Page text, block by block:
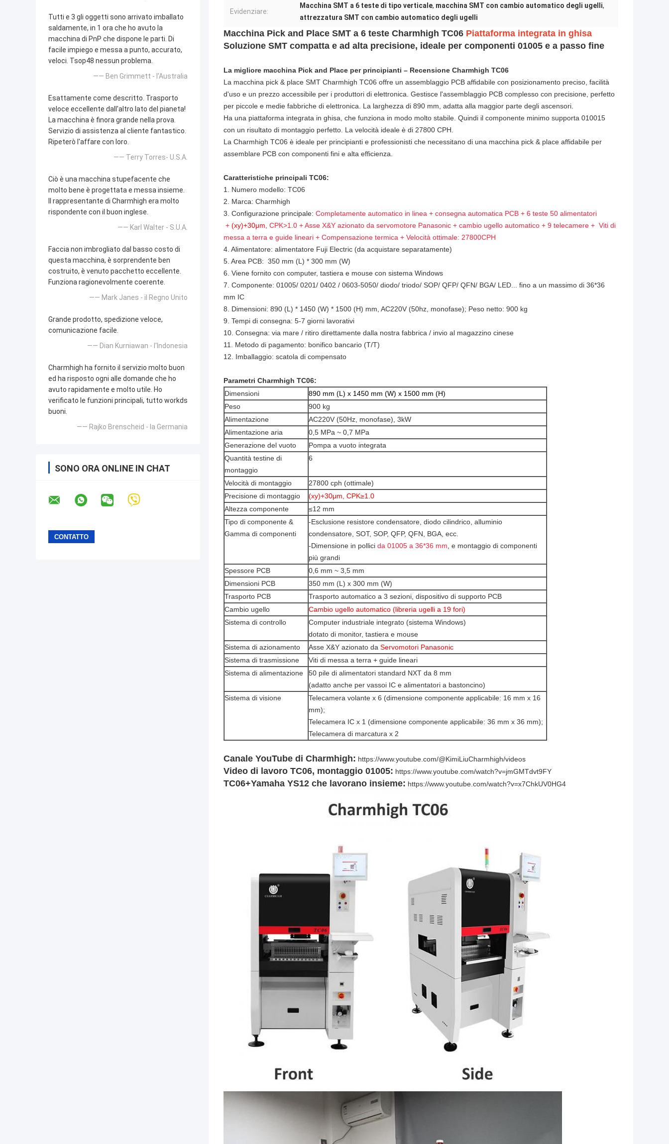
Tutti e 3 gli oggetti sono arrivato imballato
saldamente, in 1 ora che ho avuto la
macchina di PnP che dispone le parti. Di
facile impiego e messa a punto, accurato,
veloci. Tsop48 nessun problema.
—— Ben Grimmett - l'Australia
Esattamente come descritto. Trasporto
veloce eccellente dall'altro lato del pianeta!
La macchina è finora grande nella prova.
Servizio di assistenza al cliente fantastico.
Ripeterò l'affare con loro.
—— Terry Torres- U.S.A.
Ciò è una macchina stupefacente che
molto bene è progettata e messa insieme.
Il rappresentante di Charmhigh era molto
rispondente con il buon inglese.
—— Karl Walter - S.U.A.
Faccia non imbrogliato dal basso costo di
questa macchina, è sorprendente ben
costruito, è venuto pacchetto eccellente.
Funziona ragionevolmente coerente.
—— Mark Janes - il Regno Unito
Grande prodotto, spedizione veloce,
comunicazione facile.
—— Dian Kurniawan - l'Indonesia
Charmhigh ha fornito il servizio molto buon
ed ha risposto ogni alle domande che ho
avuto rapidamente e molto utile. Ho
verificato le funzioni principali, tutto workds
buoni.
—— Rajko Brenscheid - la Germania
SONO ORA ONLINE IN CHAT
Evidenziare:
Macchina SMT a 6 teste di tipo verticale, macchina SMT con cambio automatico degli ugelli,
attrezzatura SMT con cambio automatico degli ugelli
Macchina Pick and Place SMT a 6 teste Charmhigh TC06 Piattaforma integrata in ghisa
Soluzione SMT compatta e ad alta precisione, ideale per componenti 01005 e a passo fine
La migliore macchina Pick and Place per principianti – Recensione Charmhigh TC06
La macchina pick & place SMT Charmhigh TC06 offre un assemblaggio PCB affidabile con posizionamento preciso, facilità
d'uso e un prezzo accessibile per i produttori di elettronica. Gestisce l'assemblaggio PCB complesso con precisione, perfetto
per piccole e medie fabbriche di elettronica. La larghezza di 890 mm, adatta alla maggior parte degli ascensori.
Ha una piattaforma integrata in ghisa, che funziona in modo molto stabile. Quindi il componente minimo supporta 010015
con un risultato di montaggio perfetto. La velocità ideale è di 27800 CPH.
La Charmhigh TC06 è ideale per principianti e professionisti che necessitano di una macchina pick & place affidabile per
assemblare PCB con componenti fini e alta efficienza.
Caratteristiche principali TC06:
1. Numero modello: TC06
2. Marca: Charmhigh
3. Configurazione principale: Completamente automatico in linea + consegna automatica PCB + 6 teste 50 alimentatori
+ (xy)+30μm, CPK>1.0 + Asse X&Y azionato da servomotore Panasonic + cambio ugello automatico + 9 telecamere + Viti di
messa a terra e guide lineari + Compensazione termica + Velocità ottimale: 27800CPH
4. Alimentatore: alimentatore Fuji Electric (da acquistare separatamente)
5. Area PCB: 350 mm (L) * 300 mm (W)
6. Viene fornito con computer, tastiera e mouse con sistema Windows
7. Componente: 01005/ 0201/ 0402 / 0603-5050/ diodo/ triodo/ SOP/ QFP/ QFN/ BGA/ LED... fino a un massimo di 36*36
mm IC
8. Dimensioni: 890 (L) * 1450 (W) * 1500 (H) mm, AC220V (50hz, monofase); Peso netto: 900 kg
9. Tempi di consegna: 5-7 giorni lavorativi
10. Consegna: via mare / ritiro direttamente dalla nostra fabbrica / invio al magazzino cinese
11. Metodo di pagamento: bonifico bancario (T/T)
12. Imballaggio: scatola di compensato
Parametri Charmhigh TC06:
Dimensioni
890 mm (L) x 1450 mm (W) x 1500 mm (H)
Peso
900 kg
Alimentazione
AC220V (50Hz, monofase), 3kW
Alimentazione aria
0,5 MPa ~ 0,7 MPa
Generazione del vuoto
Pompa a vuoto integrata
Quantità testine di
montaggio
6
Velocità di montaggio
27800 cph (ottimale)
Precisione di montaggio
(xy)+30μm, CPK≥1.0
Altezza componente
≤12 mm
Tipo di componente &
Gamma di componenti
-Esclusione resistore condensatore, diodo cilindrico, alluminio
condensatore, SOT, SOP, QFP, QFN, BGA, ecc.
-Dimensione in pollici da 01005 a 36*36 mm, e montaggio di componenti
più grandi
Spessore PCB
0,6 mm ~ 3,5 mm
Dimensioni PCB
350 mm (L) x 300 mm (W)
Trasporto PCB
Trasporto automatico a 3 sezioni, dispositivo di supporto PCB
Cambio ugello
Cambio ugello automatico (libreria ugelli a 19 fori)
Sistema di controllo
Computer industriale integrato (sistema Windows)
dotato di monitor, tastiera e mouse
Sistema di azionamento
Asse X&Y azionato da Servomotori Panasonic
Sistema di trasmissione
Viti di messa a terra + guide lineari
Sistema di alimentazione
50 pile di alimentatori standard NXT da 8 mm
(adatto anche per vassoi IC e alimentatori a bastoncino)
Sistema di visione
Telecamera volante x 6 (dimensione componente applicabile: 16 mm x 16
mm);
Telecamera IC x 1 (dimensione componente applicabile: 36 mm x 36 mm);
Telecamera di marcatura x 2
Canale YouTube di Charmhigh: https://www.youtube.com/@KimiLiuCharmhigh/videos
Video di lavoro TC06, montaggio 01005: https://www.youtube.com/watch?v=jmGMTdvt9FY
TC06+Yamaha YS12 che lavorano insieme: https://www.youtube.com/watch?v=x7ChkUV0HG4